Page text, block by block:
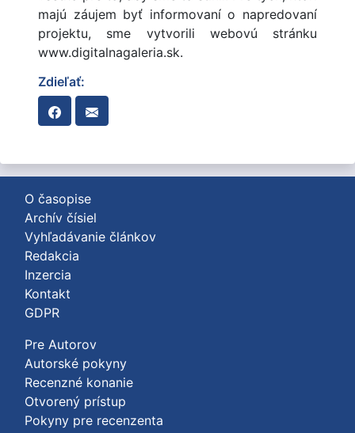
majú záujem byť informovaní o napredovaní
projektu, sme vytvorili webovú stránku
www.digitalnagaleria.sk.
Zdieľať:
O časopise
Archív čísiel
Vyhľadávanie článkov
Redakcia
Inzercia
Kontakt
GDPR
Pre Autorov
Autorské pokyny
Recenzné konanie
Otvorený prístup
Pokyny pre recenzenta